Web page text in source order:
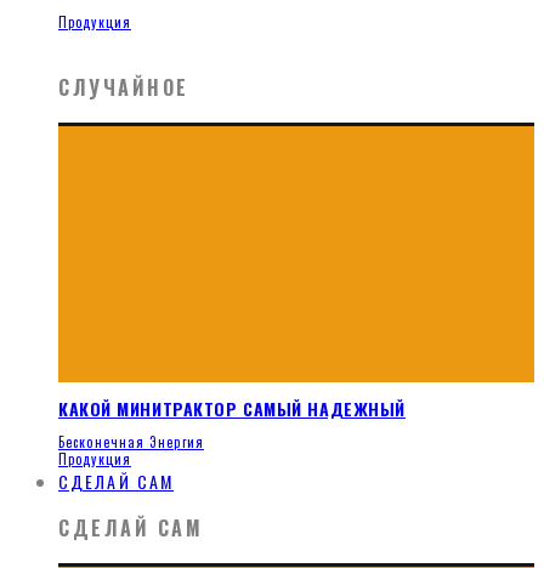
Продукция
СЛУЧАЙНОЕ
КАКОЙ МИНИТРАКТОР САМЫЙ НАДЕЖНЫЙ
Бесконечная Энергия
Продукция
СДЕЛАЙ САМ
СДЕЛАЙ САМ